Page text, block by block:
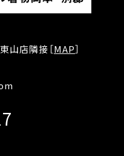
山店隣接［MAP］